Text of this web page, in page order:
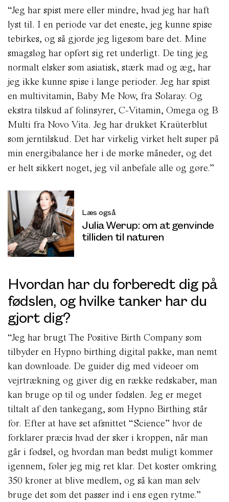
“Jeg har spist mere eller mindre, hvad jeg har haft
lyst til. I en periode var det eneste, jeg kunne spise
tebirkes, og så gjorde jeg ligesom bare det. Mine
smagsløg har opført sig ret underligt. De ting jeg
normalt elsker som asiatisk, stærk mad og æg, har
jeg ikke kunne spise i lange perioder. Jeg har spist
en multivitamin, Baby Me Now, fra Solaray. Og
ekstra tilskud af folinsyrer, C-Vitamin, Omega og B
Multi fra Novo Vita. Jeg har drukket Kraüterblut
som jerntilskud. Det har virkelig virket helt super på
min energibalance her i de mørke måneder, og det
er helt sikkert noget, jeg vil anbefale alle og gøre.”
Læs også
Julia Werup: om at genvinde
tilliden til naturen
Hvordan har du forberedt dig på
fødslen, og hvilke tanker har du
gjort dig?
“Jeg har brugt The Positive Birth Company som
tilbyder en Hypno birthing digital pakke, man nemt
kan downloade. De guider dig med videoer om
vejrtrækning og giver dig en række redskaber, man
kan bruge op til og under fødslen. Jeg er meget
tiltalt af den tankegang, som Hypno Birthing står
for. Efter at have set afsnittet “Science” hvor de
forklarer præcis hvad der sker i kroppen, når man
går i fødsel, og hvordan man bedst muligt kommer
igennem, føler jeg mig ret klar. Det koster omkring
350 kroner at blive medlem, og så kan man selv
bruge det som det passer ind i ens egen rytme.”